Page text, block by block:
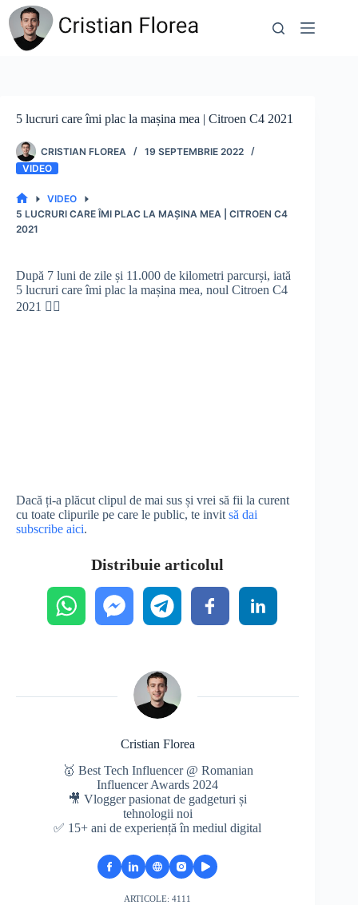
Sari
conținut
5 lucruri care îmi plac la mașina mea | Citroen C4 2021
CRISTIAN FLOREA
19 SEPTEMBRIE 2022
VIDEO
PRIMA
PAGINĂ
VIDEO
5 LUCRURI CARE ÎMI PLAC LA MAȘINA MEA | CITROEN C4
2021
După 7 luni de zile și 11.000 de kilometri parcurși, iată
5 lucruri care îmi plac la mașina mea, noul Citroen C4
2021 👇🏻
Dacă ți-a plăcut clipul de mai sus și vrei să fii la curent
cu toate clipurile pe care le public, te invitsă dai
subscribe aici.
Distribuie articolul
Cristian Florea
🥇 Best Tech Influencer @ Romanian
Influencer Awards 2024
🎥 Vlogger pasionat de gadgeturi și
tehnologii noi
✅ 15+ ani de experiență în mediul digital
ARTICOLE: 4111